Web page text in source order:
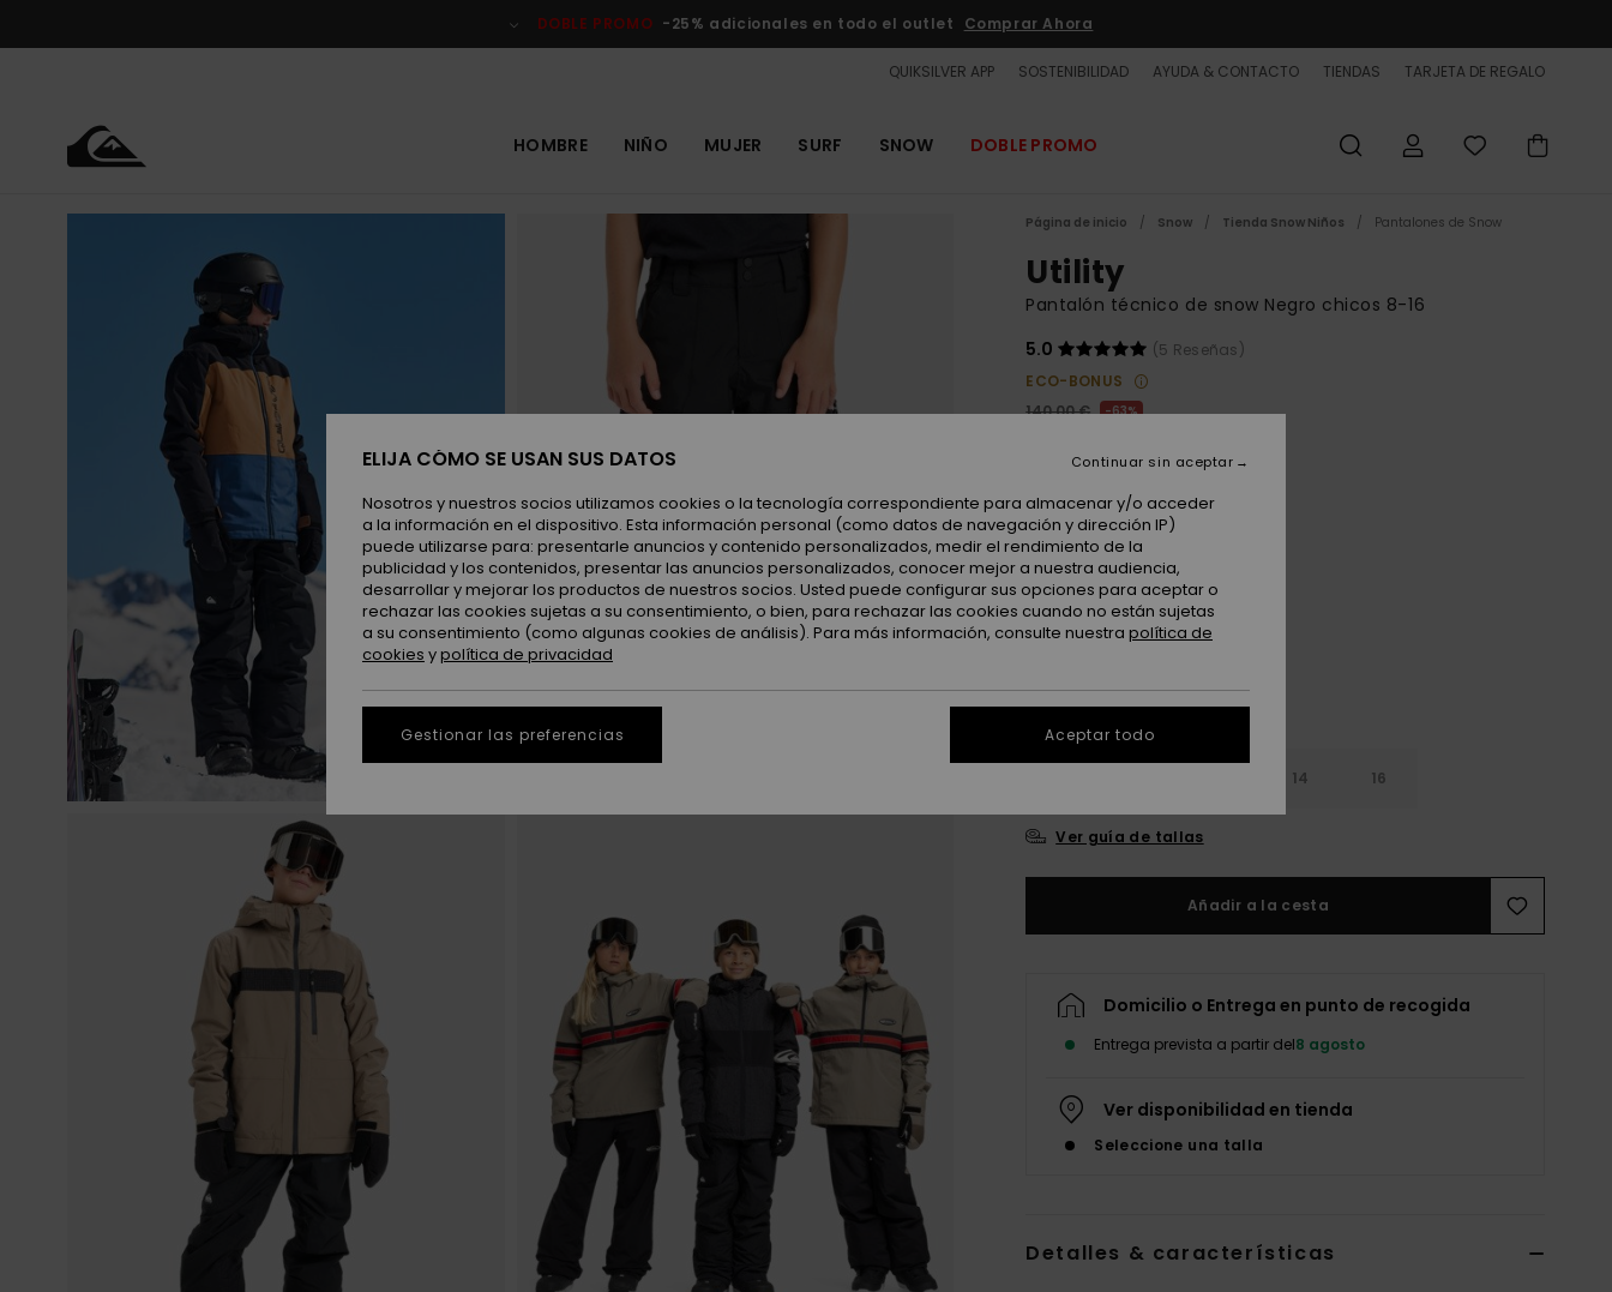
del
DOBLE PROMO -25% adicionales en todo el outlet Comprar Ahora
QUIKSILVER APP SOSTENIBILIDAD AYUDA & CONTACTO TIENDAS TARJETA DE REGALO
HOMBRE NIÑO MUJER SURF SNOW DOBLE PROMO
Página de inicio Snow Tienda Snow Niños Pantalones de Snow
Utility
Pantalón técnico de snow Negro chicos 8-16
5.0
(5 Reseñas)
ECO-BONUS
140,00 €
63%
DOBLE PROMO -25% EXTRA
ColorTrue Black
14 16
Ver guía de tallas
Añadir a la cesta
Domicilio o Entrega en punto de recogida
Entrega prevista a partir del8 agosto
Ver disponibilidad en tienda
Seleccione una talla
Detalles & características
ELIJA CÓMO SE USAN SUS DATOS
Nosotros y nuestros socios utilizamos cookies o la tecnología correspondiente para almacenar y/o acceder
a la información en el dispositivo. Esta información personal (como datos de navegación y dirección IP)
puede utilizarse para: presentarle anuncios y contenido personalizados, medir el rendimiento de la
publicidad y los contenidos, presentar las anuncios personalizados, conocer mejor a nuestra audiencia,
desarrollar y mejorar los productos de nuestros socios. Usted puede configurar sus opciones para aceptar o
rechazar las cookies sujetas a su consentimiento, o bien, para rechazar las cookies cuando no están sujetas
a su consentimiento (como algunas cookies de análisis). Para más información, consulte nuestra política de
cookies ypolítica de privacidad
Gestionar las preferencias
Continuar sin aceptar
Aceptar todo